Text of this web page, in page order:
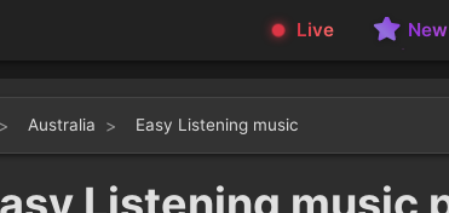
Live New
Australia Easy Listening music